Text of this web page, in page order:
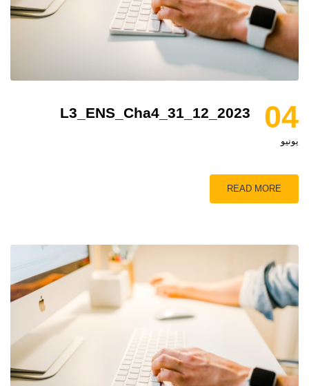
04
يونيو
L3_ENS_Cha4_31_12_2023
READ MORE